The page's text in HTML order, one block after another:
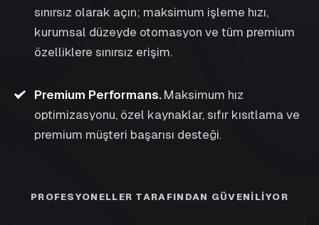
sınırsız olarak açın; maksimum işleme hızı,
kurumsal düzeyde otomasyon ve tüm premium
özelliklere sınırsız erişim.
Premium Performans. Maksimum hız
optimizasyonu, özel kaynaklar, sıfır kısıtlama ve
premium müşteri başarısı desteği.
PROFESYONELLER TARAFINDAN GÜVENILIYOR